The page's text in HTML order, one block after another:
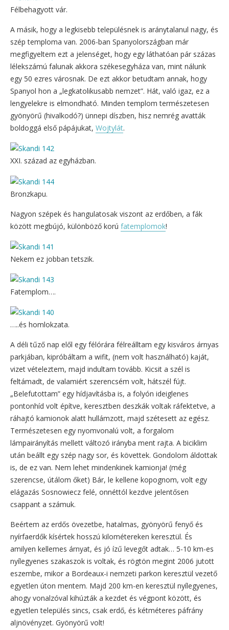
Félbehagyott vár.
A másik, hogy a legkisebb településnek is aránytalanul nagy, és
szép temploma van. 2006-ban Spanyolországban már
megfigyeltem ezt a jelenséget, hogy egy láthatóan pár százas
lélekszámú falunak akkora székesegyháza van, mint nálunk
egy 50 ezres városnak. De ezt akkor betudtam annak, hogy
Spanyol hon a „legkatolikusabb nemzet”. Hát, való igaz, ez a
lengyelekre is elmondható. Minden templom természetesen
gyönyörű (hivalkodó?) ünnepi díszben, hisz nemrég avatták
boldoggá első pápájukat, Wojtylát.
XXI. század az egyházban.
Bronzkapu.
Nagyon szépek és hangulatosak viszont az erdőben, a fák
között megbújó, különböző korú fatemplomok!
Nekem ez jobban tetszik.
Fatemplom….
…..és homlokzata.
A déli tűző nap elől egy félórára félreálltam egy kisváros árnyas
parkjában, kipróbáltam a wifit, (nem volt használható) kaját,
vizet vételeztem, majd indultam tovább. Kicsit a szél is
feltámadt, de valamiért szerencsém volt, hátszél fújt.
„Belefutottam” egy hídjavításba is, a folyón ideiglenes
pontonhíd volt építve, keresztben deszkák voltak ráfektetve, a
ráhajtó kamionok alatt hullámzott, majd szétesett az egész.
Természetesen egy nyomvonalú volt, a forgalom
lámpairányítás mellett változó irányba ment rajta. A biciklim
után beállt egy szép nagy sor, és követtek. Gondolom áldottak
is, de ez van. Nem lehet mindenkinek kamionja! (még
szerencse, útálom őket) Bár, le kellene kopognom, volt egy
elágazás Sosnowiecz felé, onnéttól kezdve jelentősen
csappant a számuk.
Beértem az erdős övezetbe, hatalmas, gyönyörű fenyő és
nyírfaerdők kísértek hosszú kilométereken keresztül. És
amilyen kellemes árnyat, és jó ízű levegőt adtak… 5-10 km-es
nyílegyenes szakaszok is voltak, és rögtön megint 2006 jutott
eszembe, mikor a Bordeaux-i nemzeti parkon keresztül vezető
egyetlen úton mentem. Majd 200 km-en keresztül nyílegyenes,
ahogy vonalzóval kihúzták a kezdet és végpont között, és
egyetlen település sincs, csak erdő, és kétméteres páfrány
aljnövényzet. Gyönyörű volt!